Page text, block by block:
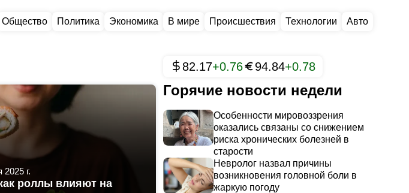
Общество Политика Экономика В мире Происшествия Технологии Авто
2025 г.
роллы влияют на
82.17+0.76 94.84+0.78
Горячие новости недели
Особенности мировоззрения
оказались связаны со снижением
риска хронических болезней в
старости
Невролог назвал причины
возникновения головной боли в
жаркую погоду